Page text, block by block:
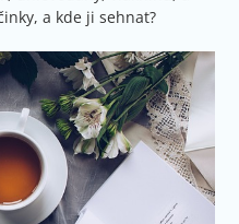
a kde ji sehnat?